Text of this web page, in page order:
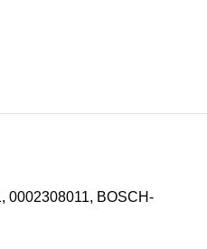
0002308011, BOSCH-